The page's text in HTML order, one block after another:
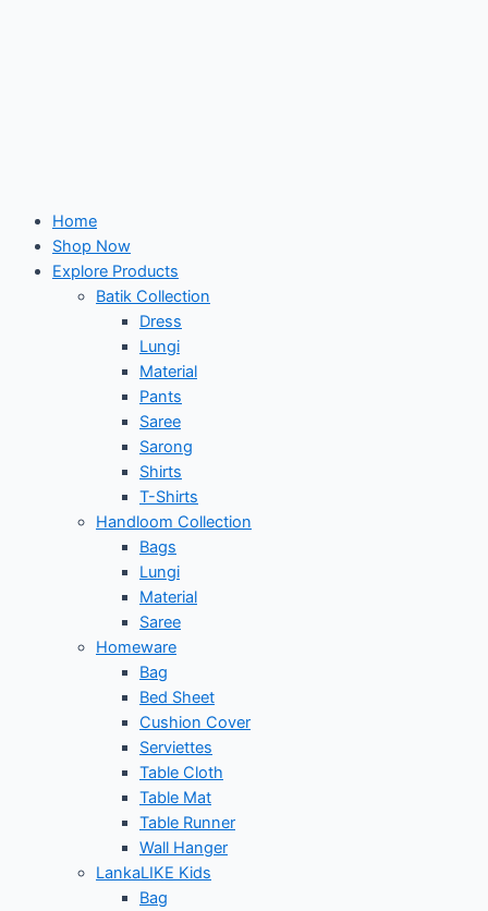
Home
Shop Now
Explore Products
Batik Collection
Dress
Lungi
Material
Pants
Saree
Sarong
Shirts
T-Shirts
Handloom Collection
Bags
Lungi
Material
Saree
Homeware
Bag
Bed Sheet
Cushion Cover
Serviettes
Table Cloth
Table Mat
Table Runner
Wall Hanger
LankaLIKE Kids
Bag